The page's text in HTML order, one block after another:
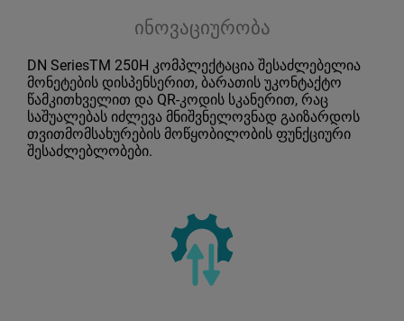
ინოვაციურობა
DN SeriesTM 250H კომპლექტაცია შესაძლებელია
მონეტების დისპენსერით, ბარათის უკონტაქტო
წამკითხველით და QR-კოდის სკანერით, რაც
საშუალებას იძლევა მნიშვნელოვნად გაიზარდოს
თვითმომსახურების მოწყობილობის ფუნქციური
შესაძლებლობები.